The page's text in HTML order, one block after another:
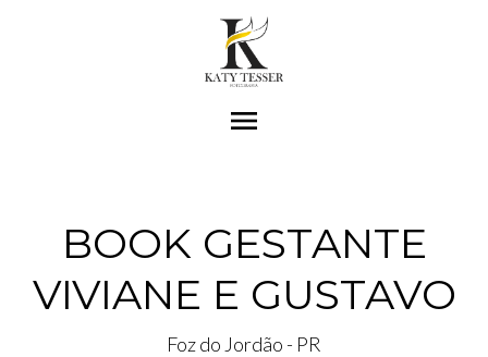
menu
BOOK GESTANTE
VIVIANE E GUSTAVO
Foz do Jordão - PR